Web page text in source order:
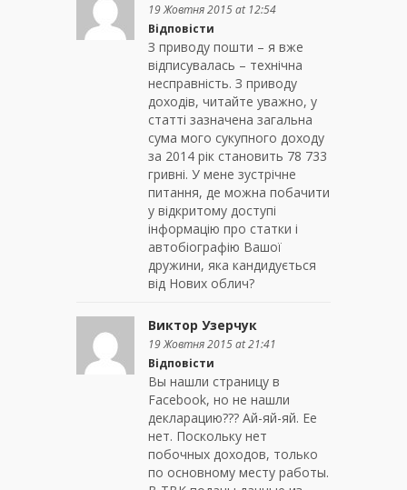
19 Жовтня 2015 at 12:54
Відповісти
З приводу пошти – я вже
відписувалась – технічна
несправність. З приводу
доходів, читайте уважно, у
статті зазначена загальна
сума мого сукупного доходу
за 2014 рік становить 78 733
гривні. У мене зустрічне
питання, де можна побачити
у відкритому доступі
інформацію про статки і
автобіографію Вашої
дружини, яка кандидується
від Нових облич?
Виктор Узерчук
19 Жовтня 2015 at 21:41
Відповісти
Вы нашли страницу в
Facebook, но не нашли
декларацию??? Ай-яй-яй. Ее
нет. Поскольку нет
побочных доходов, только
по основному месту работы.